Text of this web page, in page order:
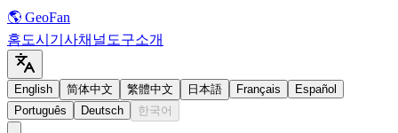
🌎 GeoFan
홈도시 기사채널 도구소개
English 简体中文 繁體中文 日本語 Français
Español
Português
Deutsch 한국어